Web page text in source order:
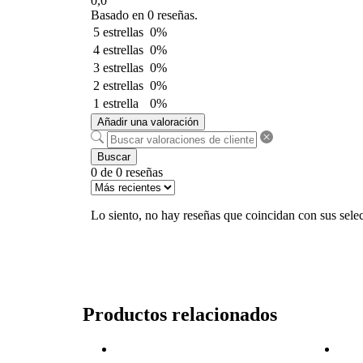
Basado en 0 reseñas.
5 estrellas 0%
4 estrellas 0%
3 estrellas 0%
2 estrellas 0%
1 estrella
0%
Añadir una valoración
Buscar
0 de 0 reseñas
Lo siento, no hay reseñas que coincidan con sus
Productos relacionados